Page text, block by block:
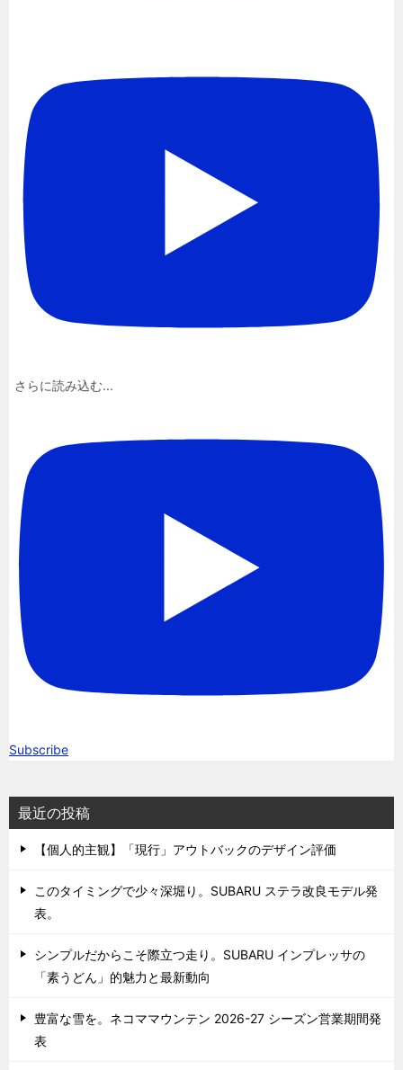
さらに読み込む...
Subscribe
最近の投稿
【個人的主観】「現行」アウトバックのデザイン評価
このタイミングで少々深堀り。SUBARU ステラ改良モデル発
表。
シンプルだからこそ際立つ走り。SUBARU インプレッサの
「素うどん」的魅力と最新動向
豊富な雪を。ネコママウンテン 2026-27 シーズン営業期間発
表